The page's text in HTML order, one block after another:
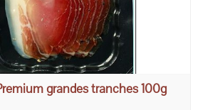
grandes tranches 100g